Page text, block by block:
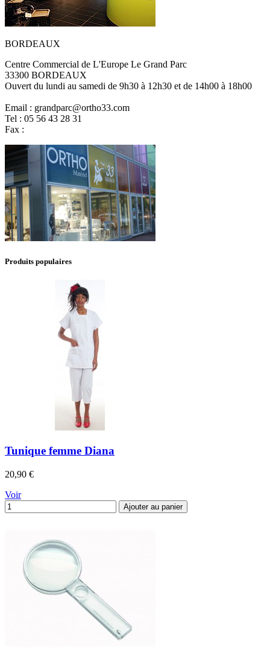
BORDEAUX
Centre Commercial de L'Europe Le Grand Parc
33300 BORDEAUX
Ouvert du lundi au samedi de 9h30 à 12h30 et de 14h00 à 18h00
Email : grandparc@ortho33.com
Tel : 05 56 43 28 31
Fax :
Produits populaires
Tunique femme Diana
20,90 €Prix
Voir
Ajouter au panier